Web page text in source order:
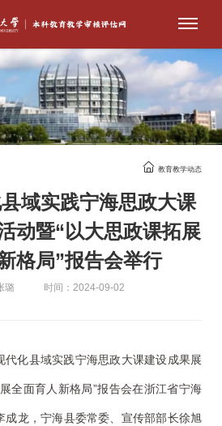
教育教学动态
域实践宁海思政大课
动暨“以大思政课拓展
格局”报告会举行
璐 时间：2024-09-02
代化县域实践宁海思政大课建设成果展
全面育人新格局”报告会在浙江省宁海
成龙，宁海县委常委、宣传部部长徐旭